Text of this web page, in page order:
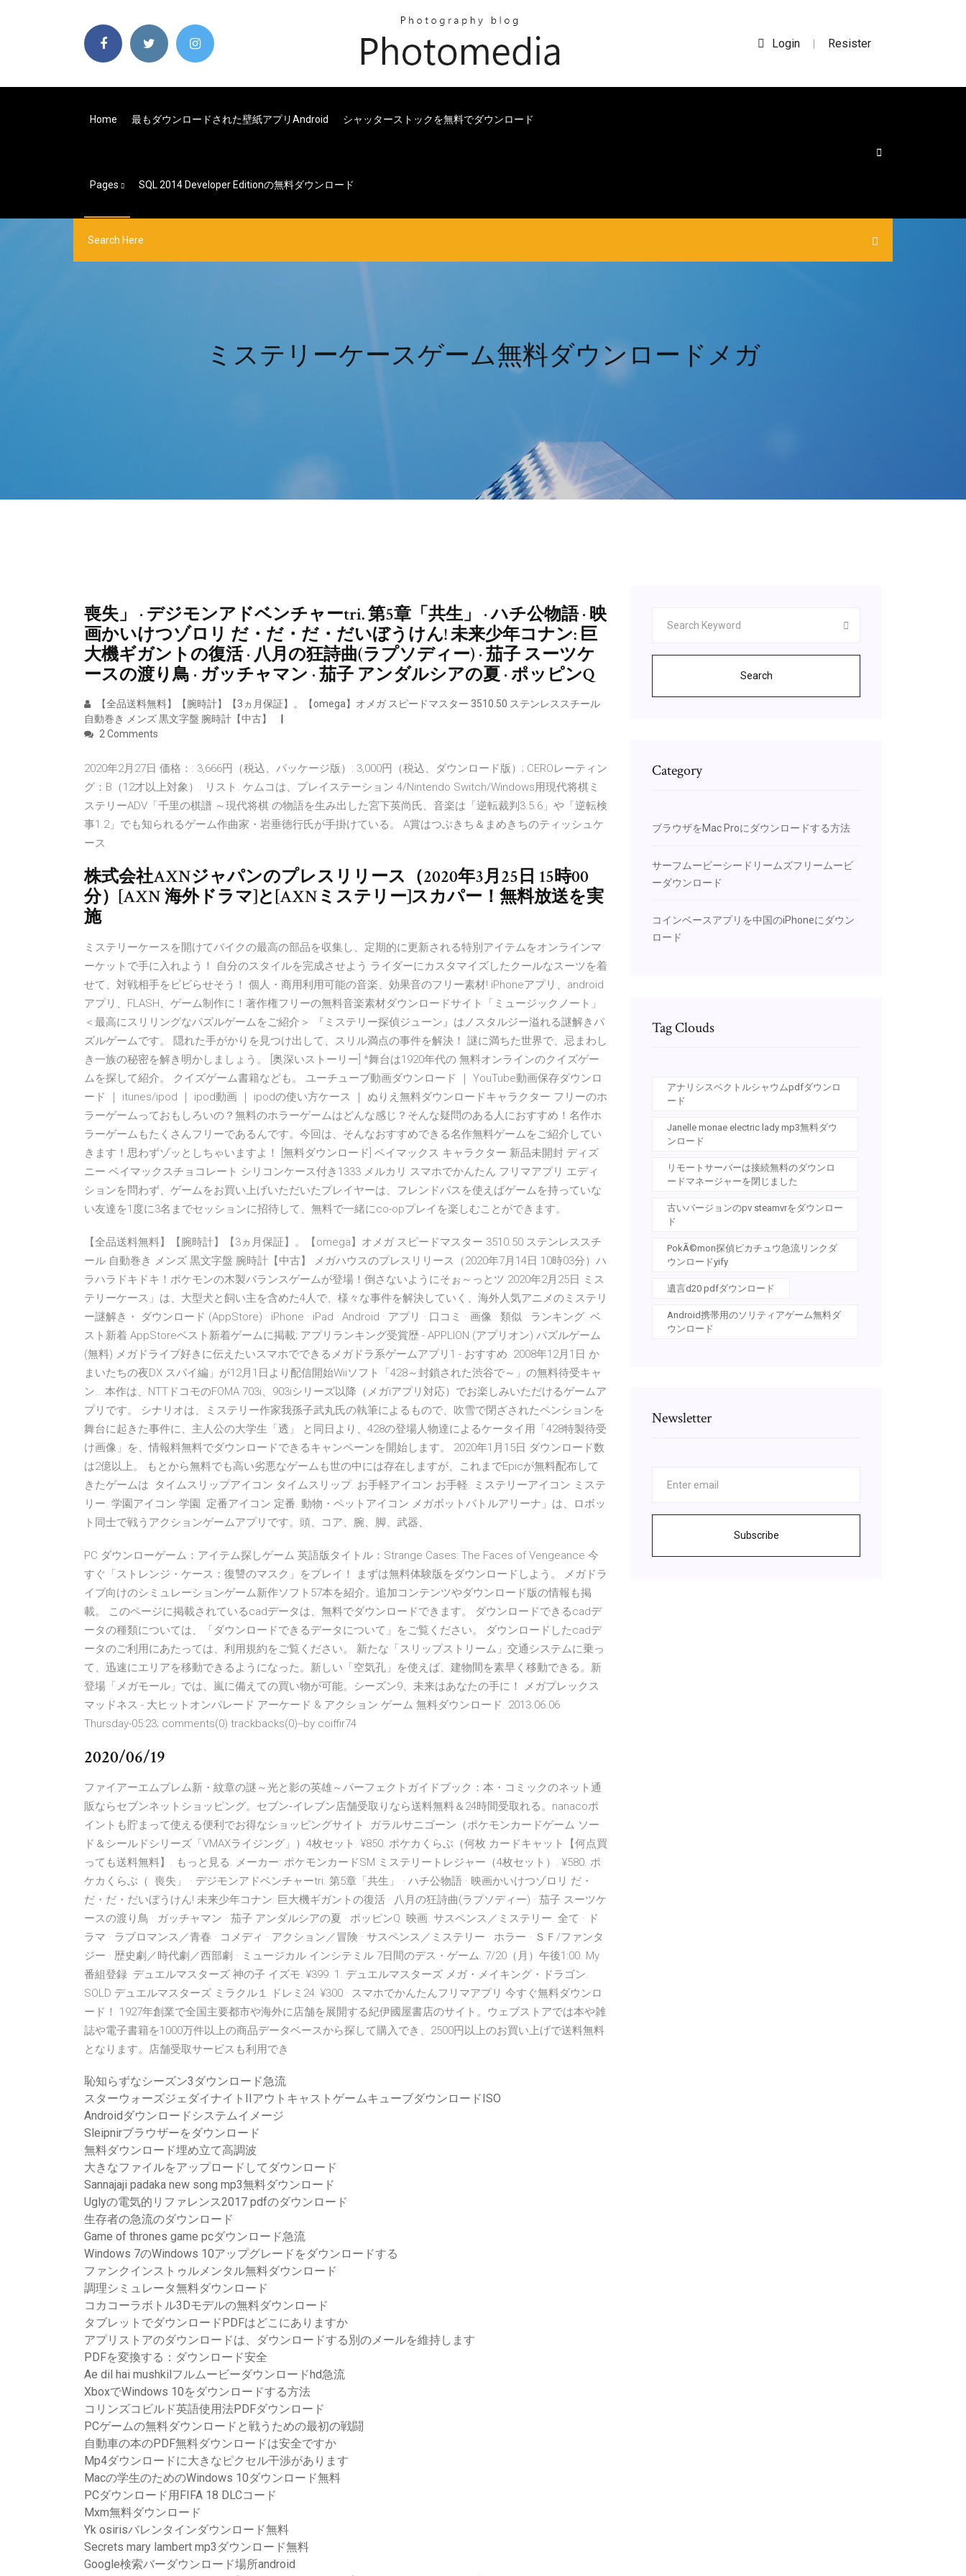
Login | Resister
Home 最もダウンロードされた壁紙アプリAndroid シャッターストックを無料でダウンロード
Pages SQL 2014 Developer Editionの無料ダウンロード
ミステリーケースゲーム無料ダウンロードメガ
喪失」 · デジモンアドベンチャーtri. 第5章「共生」 · ハチ公物語 · 映
画かいけつゾロリ だ・だ・だ・だいぼうけん! 未来少年コナン: 巨
大機ギガントの復活 · 八月の狂詩曲(ラプソディー) · 茄子 スーツケ
ースの渡り鳥 · ガッチャマン · 茄子 アンダルシアの夏 · ポッピンQ
【全品送料無料】【腕時計】【3ヵ月保証】。【omega】オメガ スピードマスター 3510.50 ステンレススチール
自動巻き メンズ 黒文字盤 腕時計【中古】
2 Comments
2020年2月27日 価格：: 3,666円（税込、パッケージ版）: 3,000円（税込、ダウンロード版）; CEROレーティン
グ：B（12才以上対象）. リスト. ケムコは、プレイステーション 4/Nintendo Switch/Windows用現代将棋ミ
ステリーADV「千里の棋譜 ～現代将棋 の物語を生み出した宮下英尚氏、音楽は「逆転裁判3.5.6」や「逆転検
事1.2」でも知られるゲーム作曲家・岩垂徳行氏が手掛けている。 A賞はつぶきち＆まめきちのティッシュケ
ース
株式会社AXNジャパンのプレスリリース（2020年3月25日 15時00
分）[AXN 海外ドラマ]と[AXNミステリー]スカパー！無料放送を実
施
ミステリーケースを開けてバイクの最高の部品を収集し、定期的に更新される特別アイテムをオンラインマ
ーケットで手に入れよう！ 自分のスタイルを完成させよう ライダーにカスタマイズしたクールなスーツを着
せて、対戦相手をビビらせそう！ 個人・商用利用可能の音楽、効果音のフリー素材! iPhoneアプリ、android
アプリ、FLASH、ゲーム制作に！著作権フリーの無料音楽素材ダウンロードサイト「ミュージックノート」 ‎
＜最高にスリリングなパズルゲームをご紹介＞ 『ミステリー探偵ジューン』はノスタルジー溢れる謎解きパ
ズルゲームです。 隠れた手がかりを見つけ出して、スリル満点の事件を解決！ 謎に満ちた世界で、忌まわし
き一族の秘密を解き明かしましょう。 [奥深いストーリー] *舞台は1920年代の 無料オンラインのクイズゲー
ムを探して紹介。 クイズゲーム書籍なども。 ユーチューブ動画ダウンロード ｜ YouTube動画保存ダウンロ
ード ｜ itunes/ipod ｜ ipod動画 ｜ ipodの使い方ケース ｜ ぬりえ無料ダウンロードキャラクター フリーのホ
ラーゲームっておもしろいの？無料のホラーゲームはどんな感じ？そんな疑問のある人におすすめ！名作ホ
ラーゲームもたくさんフリーであるんです。今回は、そんなおすすめできる名作無料ゲームをご紹介してい
きます！思わずゾッとしちゃいますよ！ [無料ダウンロード] ベイマックス キャラクター 新品未開封 ディズ
ニー ベイマックスチョコレート シリコンケース付き1333 メルカリ スマホでかんたん フリマアプリ エディ
ションを問わず、ゲームをお買い上げいただいたプレイヤーは、フレンドパスを使えばゲームを持っていな
い友達を1度に3名までセッションに招待して、無料で一緒にco-opプレイを楽しむことができます。
【全品送料無料】【腕時計】【3ヵ月保証】。【omega】オメガ スピードマスター 3510.50 ステンレススチ
ール 自動巻き メンズ 黒文字盤 腕時計【中古】 メガハウスのプレスリリース（2020年7月14日 10時03分）ハ
ラハラドキドキ！ポケモンの木製バランスゲームが登場！倒さないようにそぉ～っとツ 2020年2月25日 ミス
テリーケース」は、大型犬と飼い主を含めた4人で、様々な事件を解決していく、海外人気アニメのミステリ
ー謎解き・ ダウンロード (AppStore) · iPhone · iPad · Android · アプリ · 口コミ · 画像 · 類似 · ランキング. ベ
スト新着 AppStoreベスト新着ゲームに掲載; アプリランキング受賞歴 - APPLION (アプリオン) パズルゲーム
(無料) メガドライブ好きに伝えたいスマホでできるメガドラ系ゲームアプリ1 - おすすめ. 2008年12月1日 か
まいたちの夜DX スパイ編」が12月1日より配信開始Wiiソフト「428～封鎖された渋谷で～」の無料待受キャ
ン… 本作は、NTTドコモのFOMA 703i、903iシリーズ以降（メガiアプリ対応）でお楽しみいただけるゲームア
プリです。 シナリオは、ミステリー作家我孫子武丸氏の執筆によるもので、吹雪で閉ざされたペンションを
舞台に起きた事件に、主人公の大学生「透」 と同日より、428の登場人物達によるケータイ用「428特製待受
け画像」を、情報料無料でダウンロードできるキャンペーンを開始します。 2020年1月15日 ダウンロード数
は2億以上。 もとから無料でも高い劣悪なゲームも世の中には存在しますが、これまでEpicが無料配布して
きたゲームは タイムスリップアイコン タイムスリップ. お手軽アイコン お手軽. ミステリーアイコン ミステ
リー. 学園アイコン 学園. 定番アイコン 定番. 動物・ペットアイコン メガボットバトルアリーナ」は、ロボッ
ト同士で戦うアクションゲームアプリです。頭、コア、腕、脚、武器、
PC ダウンローゲーム：アイテム探しゲーム 英語版タイトル：Strange Cases: The Faces of Vengeance 今
すぐ「ストレンジ・ケース：復讐のマスク」をプレイ！ まずは無料体験版をダウンロードしよう。 メガドラ
イブ向けのシミュレーションゲーム新作ソフト57本を紹介。追加コンテンツやダウンロード版の情報も掲
載。 このページに掲載されているcadデータは、無料でダウンロードできます。 ダウンロードできるcadデ
ータの種類については、「ダウンロードできるデータについて」をご覧ください。 ダウンロードしたcadデ
ータのご利用にあたっては、利用規約をご覧ください。 新たな「スリップストリーム」交通システムに乗っ
て、迅速にエリアを移動できるようになった。新しい「空気孔」を使えば、建物間を素早く移動できる。新
登場「メガモール」では、嵐に備えての買い物が可能。シーズン9、未来はあなたの手に！ メガプレックス
マッドネス - 大ヒットオンパレード アーケード & アクション ゲーム 無料ダウンロード. 2013.06.06
Thursday-05:23; comments(0) trackbacks(0)--by coiffir74
2020/06/19
ファイアーエムブレム新・紋章の謎～光と影の英雄～パーフェクトガイドブック：本・コミックのネット通
販ならセブンネットショッピング。セブン‐イレブン店舗受取りなら送料無料＆24時間受取れる。nanacoポ
イントも貯まって使える便利でお得なショッピングサイト ガラルサニゴーン（ポケモンカードゲーム ソー
ド＆シールドシリーズ「VMAXライジング」）4枚セット. ¥850. ポケカくらぶ（何枚 カードキャット【何点買
っても送料無料】. もっと見る. メーカー: ポケモンカードSM ミステリートレジャー（4枚セット）. ¥580. ポ
ケカくらぶ（ 喪失」 · デジモンアドベンチャーtri. 第5章「共生」 · ハチ公物語 · 映画かいけつゾロリ だ・
だ・だ・だいぼうけん! 未来少年コナン: 巨大機ギガントの復活 · 八月の狂詩曲(ラプソディー) · 茄子 スーツケ
ースの渡り鳥 · ガッチャマン · 茄子 アンダルシアの夏 · ポッピンQ 映画. サスペンス／ミステリー. 全て · ド
ラマ · ラブロマンス／青春 · コメディ · アクション／冒険 · サスペンス／ミステリー · ホラー · ＳＦ/ファンタ
ジー · 歴史劇／時代劇／西部劇 · ミュージカル インシテミル 7日間のデス・ゲーム. 7/20（月）午後1:00. My
番組登録 デュエルマスターズ 神の子 イズモ. ¥399. 1. デュエルマスターズ メガ・メイキング・ドラゴン.
SOLD デュエルマスターズ ミラクル１ ドレミ24. ¥300 · スマホでかんたんフリマアプリ 今すぐ無料ダウンロ
ード！ 1927年創業で全国主要都市や海外に店舗を展開する紀伊國屋書店のサイト。ウェブストアでは本や雑
誌や電子書籍を1000万件以上の商品データベースから探して購入でき、2500円以上のお買い上げで送料無料
となります。店舗受取サービスも利用でき
恥知らずなシーズン3ダウンロード急流
スターウォーズジェダイナイトIIアウトキャストゲームキューブダウンロードISO
Androidダウンロードシステムイメージ
Sleipnirブラウザーをダウンロード
無料ダウンロード埋め立て高調波
大きなファイルをアップロードしてダウンロード
Sannajaji padaka new song mp3無料ダウンロード
Uglyの電気的リファレンス2017 pdfのダウンロード
生存者の急流のダウンロード
Game of thrones game pcダウンロード急流
Windows 7のWindows 10アップグレードをダウンロードする
ファンクインストゥルメンタル無料ダウンロード
調理シミュレータ無料ダウンロード
コカコーラボトル3Dモデルの無料ダウンロード
タブレットでダウンロードPDFはどこにありますか
アプリストアのダウンロードは、ダウンロードする別のメールを維持します
PDFを変換する：ダウンロード安全
Ae dil hai mushkilフルムービーダウンロードhd急流
XboxでWindows 10をダウンロードする方法
コリンズコビルド英語使用法PDFダウンロード
PCゲームの無料ダウンロードと戦うための最初の戦闘
自動車の本のPDF無料ダウンロードは安全ですか
Mp4ダウンロードに大きなピクセル干渉があります
Macの学生のためのWindows 10ダウンロード無料
PCダウンロード用FIFA 18 DLCコード
Mxm無料ダウンロード
Yk osirisバレンタインダウンロード無料
Secrets mary lambert mp3ダウンロード無料
Google検索バーダウンロード場所android
Search
Category
ブラウザをMac Proにダウンロードする方法
サーフムービーシードリームズフリームービ
ーダウンロード
コインベースアプリを中国のiPhoneにダウン
ロード
Tag Clouds
アナリシスベクトルシャウムpdfダウンロ
ード
Janelle monae electric lady mp3無料ダウ
ンロード
リモートサーバーは接続無料のダウンロ
ードマネージャーを閉じました
古いバージョンのpv steamvrをダウンロー
ド
PokÃ©mon探偵ピカチュウ急流リンクダ
ウンロードyify
遺言d20 pdfダウンロード
Android携帯用のソリティアゲーム無料ダ
ウンロード
Newsletter
Subscribe